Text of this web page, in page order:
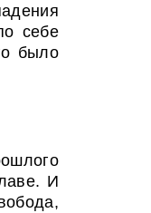
себе
было
И